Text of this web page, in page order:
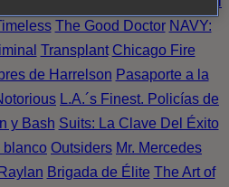
The Good Doctor NAVY:
Transplant Chicago Fire
de Harrelson Pasaporte a la
L.A.´s Finest. Policías de
y Bash Suits: La Clave Del Éxito
blanco Outsiders Mr. Mercedes
Brigada de Élite The Art of